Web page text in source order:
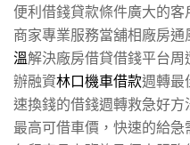
便利借錢貸款條件廣大的客
商家專業服務當舖相廠房
溫解決廠房借貸借錢平台
辦融資林口機車借款週轉最
速換錢的借錢週轉救急好方
最高可借車價，快速的給